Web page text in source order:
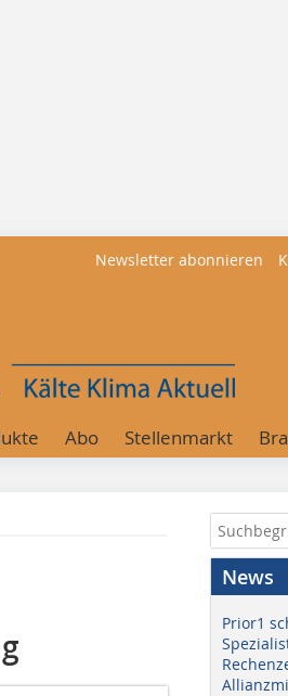
Newsletter abonnieren
Abo Stellenmarkt
News
Prior1